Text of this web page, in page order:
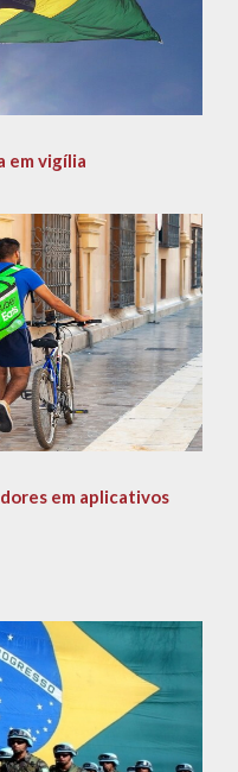
em vigília
em aplicativos